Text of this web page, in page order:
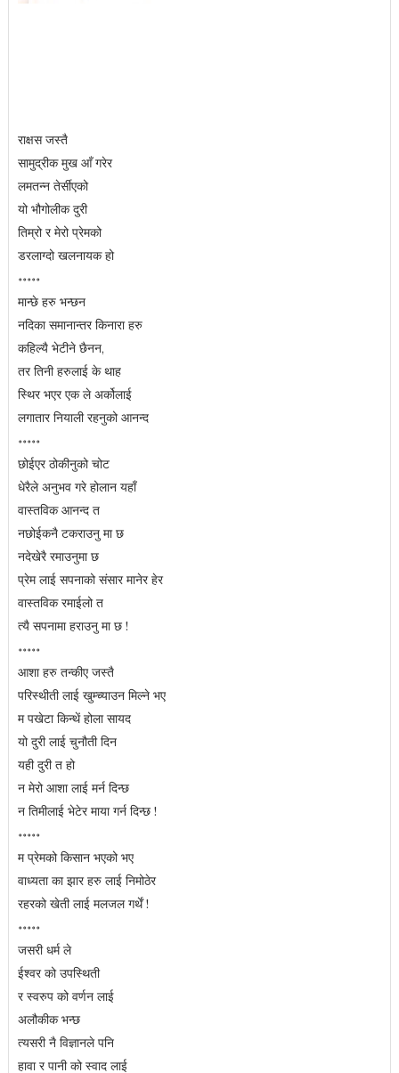
राक्षस जस्तै
सामुद्रीक मुख आँ गरेर
लमतन्न तेर्सीएको
यो भौगोलीक दुरी
तिम्रो र मेरो प्रेमको
डरलाग्दो खलनायक हो
॰॰॰॰॰
मान्छे हरु भन्छन
नदिका समानान्तर किनारा हरु
कहिल्यै भेटीने छैनन,
तर तिनी हरुलाई के थाह
स्थिर भएर एक ले अर्कोलाई
लगातार नियाली रहनुको आनन्द
॰॰॰॰॰
छोईएर ठोकीनुको चोट
धेरैले अनुभव गरे होलान यहाँ
वास्तविक आनन्द त
नछोईकनै टकराउनु मा छ
नदेखेरै रमाउनुमा छ
प्रेम लाई सपनाको संसार मानेर हेर
वास्तविक रमाईलो त
त्यै सपनामा हराउनु मा छ !
॰॰॰॰॰
आशा हरु तन्कीए जस्तै
परिस्थीती लाई खुम्च्याउन मिल्ने भए
म पखेटा किन्थें होला सायद
यो दुरी लाई चुनौती दिन
यही दुरी त हो
न मेरो आशा लाई मर्न दिन्छ
न तिमीलाई भेटेर माया गर्न दिन्छ !
॰॰॰॰॰
म प्रेमको किसान भएको भए
वाध्यता का झार हरु लाई निमोठेर
रहरको खेती लाई मलजल गर्थें !
॰॰॰॰॰
जसरी धर्म ले
ईश्वर को उपस्थिती
र स्वरुप को वर्णन लाई
अलौकीक भन्छ
त्यसरी नै विज्ञानले पनि
हावा र पानी को स्वाद लाई